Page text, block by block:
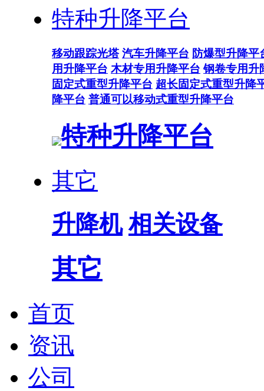
特种升降平台
移动跟踪光塔 汽车升降平台 防爆型升降平
用升降平台 木材专用升降平台 钢卷专用升
固定式重型升降平台 超长固定式重型升降
降平台 普通可以移动式重型升降平台
特种升降平台
其它
升降机 相关设备
其它
首页
资讯
公司